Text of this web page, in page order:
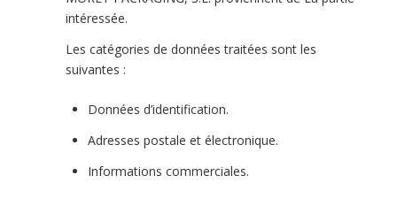
intéressée.
Les catégories de données traitées sont les
suivantes :
Données d’identification.
Adresses postale et électronique.
Informations commerciales.